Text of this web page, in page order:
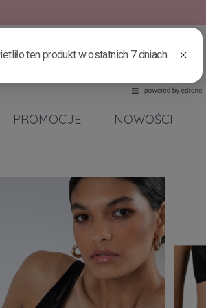
PROMOCJE NOWOŚCI